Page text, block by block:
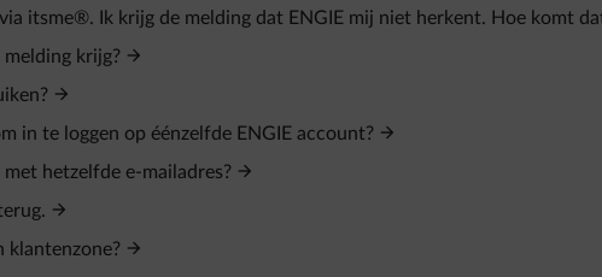
itsme®. Ik krijg de melding dat ENGIE mij niet herkent. Hoe komt
krijg?
in te loggen op éénzelfde ENGIE account?
hetzelfde e‑mailadres?
klantenzone?